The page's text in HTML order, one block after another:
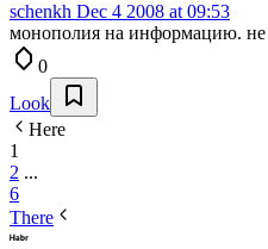
schenkh Dec 4 2008 at 09:53
монополия на информацию. не
0
Look
Here
1
2 ...
6
There